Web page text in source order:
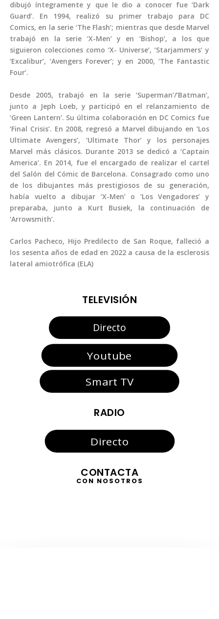
dibujó íntegramente y que le dio a conocer fue ‘Dark
Guard’. En 1994, realizó su primer trabajo para DC
Comics, en la serie ‘The Flash’; mientras que desde Marvel
trabajó en la serie ‘X-Men’ y en ‘Bishop’, a los que
siguieron colecciones como ‘X- Universe’, ‘Starjammers’ y
‘Excalibur’, ‘Avengers Forever’; y en 2000, ‘The Fantastic
Four’.
Desde 2005, trabajó en la serie ‘Superman’/’Batman’,
junto a Jeph Loeb, y participó en el relanzamiento de
‘Green Lantern’. Su última colaboración en DC Comics fue
‘Final Crisis’. En 2008, regresó a Marvel dibujando en ‘Los
Ultimate Avengers’, ‘Ultimate Thor’ y los personajes
Marvel más clásicos. Durante 2013 se dedicó a ‘Captain
America’. En 2014, fue el encargado de realizar el cartel
del Salón del Cómic de Barcelona. Consagrado como uno
de los dibujantes más prestigiosos de su generación,
había vuelto a dibujar ‘X-Men’ o ‘Los Vengadores’ y
preparaba, junto a Kurt Busiek, la continuación de
‘Arrowsmith’.
Carlos Pacheco, Hijo Predilecto de San Roque, falleció a
los sesenta años de edad en 2022 a causa de la esclerosis
lateral amiotrófica (ELA)
TELEVISIÓN
Directo
Youtube
Smart TV
RADIO
Directo
CONTACTA
CON NOSOTROS